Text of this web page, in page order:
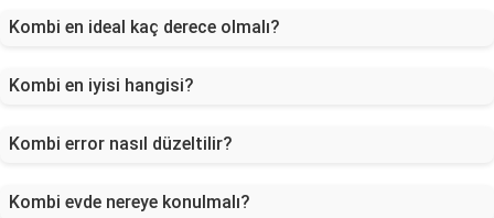
Kombi en ideal kaç derece olmalı?
Kombi en iyisi hangisi?
Kombi error nasıl düzeltilir?
Kombi evde nereye konulmalı?